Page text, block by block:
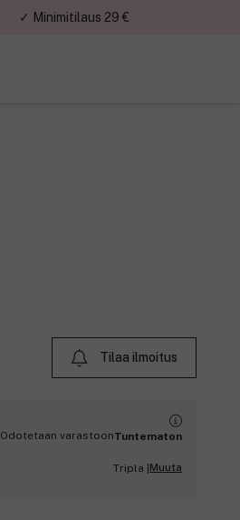
✓ Minimitilaus 29 €
Tilaa ilmoitus
Odotetaan varastoonTuntematon
Tripla | Muuta